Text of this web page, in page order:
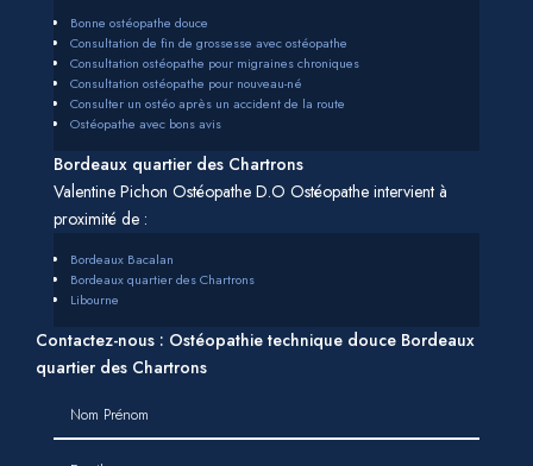
Bonne ostéopathe douce
Consultation de fin de grossesse avec ostéopathe
Consultation ostéopathe pour migraines chroniques
Consultation ostéopathe pour nouveau-né
Consulter un ostéo après un accident de la route
Ostéopathe avec bons avis
Bordeaux quartier des Chartrons
Valentine Pichon Ostéopathe D.O Ostéopathe intervient à
proximité de :
Bordeaux Bacalan
Bordeaux quartier des Chartrons
Libourne
Contactez-nous : Ostéopathie technique douce Bordeaux
quartier des Chartrons
Nom Prénom
Email